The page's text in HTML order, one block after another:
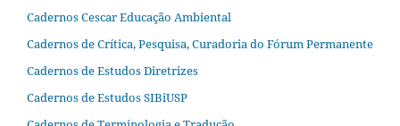
Cadernos Cescar Educação Ambiental
Cadernos de Crítica, Pesquisa, Curadoria do Fórum Permanente
Cadernos de Estudos Diretrizes
Cadernos de Estudos SIBiUSP